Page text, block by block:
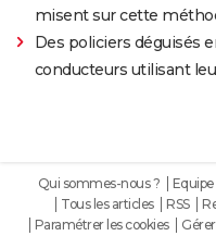
misent sur cette
Des policiers déguisés
conducteurs utilisant
Qui sommes-nous ? Equipe
Tous les articles
RSS
Paramétrer les cookies